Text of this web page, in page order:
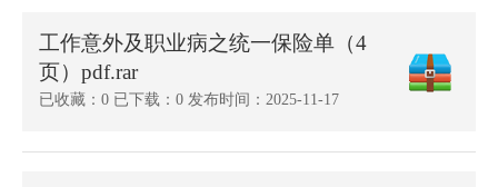
工作意外及职业病之统一保险单（4
页）pdf.rar
已收藏：0 已下载：0 发布时间：2025-11-17